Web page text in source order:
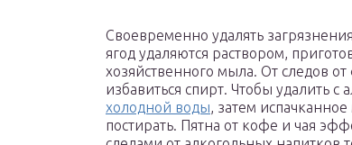
Своевременно удалять
ягод удаляются раствором,
хозяйственного мыла. От следов
избавиться спирт. Чтобы удалить
холодной воды, затем
постирать. Пятна от кофе и чая